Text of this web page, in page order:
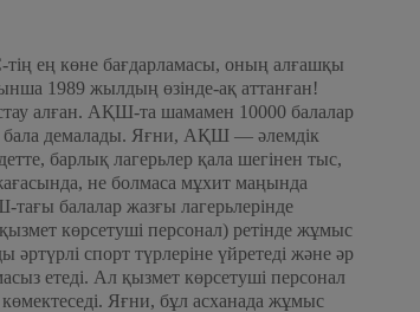
ең көне бағдарламасы, оның алғашқы
1989 жылдың өзінде-ақ аттанған!
алған. АҚШ-та шамамен 10000 балалар
бала демалады. Яғни, АҚШ — әлемдік
барлық лагерьлер қала шегінен тыс,
не болмаса мұхит маңында
балалар жазғы лагерьлерінде
көрсетуші персонал) ретінде жұмыс
әртүрлі спорт түрлеріне үйретеді және әр
етеді. Ал қызмет көрсетуші персонал
Яғни, бұл асханада жұмыс